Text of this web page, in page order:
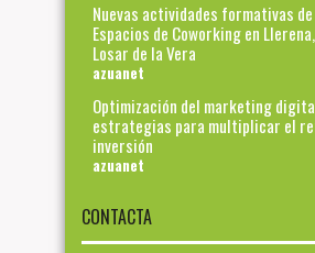
Nuevas actividades formativas de
Espacios de Coworking en
Losar de la Vera
azuanet
Optimización del marketing
estrategias para multiplicar el
inversión
azuanet
CONTACTA